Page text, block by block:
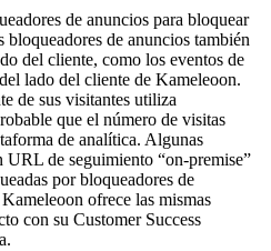
de anuncios para bloquear
de anuncios también
del cliente, como los eventos de
lado del cliente de Kameleoon.
de sus visitantes utiliza
que el número de visitas
de analítica. Algunas
URL de seguimiento “on-premise”
por bloqueadores de
ofrece las mismas
con su Customer Success